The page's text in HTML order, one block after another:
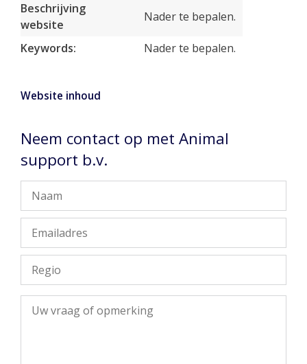
Beschrijving
website
Nader te bepalen.
Keywords: Nader te bepalen.
Website inhoud
Neem contact op met Animal
support b.v.